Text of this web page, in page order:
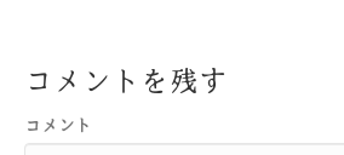
コメントを残す
コメント